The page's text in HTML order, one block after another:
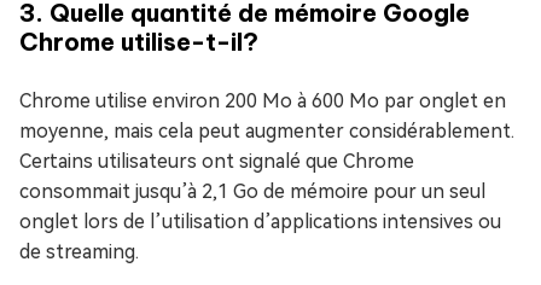
3. Quelle quantité de mémoire Google
Chrome utilise-t-il?
Chrome utilise environ 200 Mo à 600 Mo par onglet en
moyenne, mais cela peut augmenter considérablement.
Certains utilisateurs ont signalé que Chrome
consommait jusqu’à 2,1 Go de mémoire pour un seul
onglet lors de l’utilisation d’applications intensives ou
de streaming.